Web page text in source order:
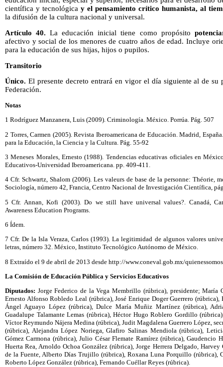
científica y tecnológica y el pensamiento crítico humanista, al
la difusión de la cultura nacional y universal.
Artículo 40. La educación inicial tiene como propósito
afectivo y social de los menores de cuatro años de edad. Incluye
para la educación de sus hijas, hijos o pupilos.
Transitorio
Único. El presente decreto entrará en vigor el día siguiente al de
Federación.
Notas
1 Rodríguez Manzanera, Luis (2009). Criminología. México. Porrúa. Pág. 507
2 Torres, Carmen (2005). Revista Iberoamericana de Educación. Madrid,
para la Educación, la Ciencia y la Cultura. Pág. 55-92
3 Meneses Morales, Ernesto (1988). Tendencias educativas oficiales en
Educativos-Universidad Iberoamericana. pp. 409-411.
4 Cfr. Schwartz, Shalom (2006). Les valeurs de base de la personne: Théorie,
Sociología, número 42, Francia, Centro Nacional de Investigación Científica,
5 Cfr. Annan, Kofi (2003). Do we still have universal values?. Canadá,
Awareness Education Programs.
6 Ídem.
7 Cfr. De la Isla Veraza, Carlos (1993). La legitimidad de algunos valores
letras, número 32. México, Instituto Tecnológico Autónomo de México.
8 Extraído el 9 de abril de 2013 desde http://www.coneval.gob.mx/
La Comisión de Educación Pública y Servicios Educativos
Diputados: Jorge Federico de la Vega Membrillo (rúbrica), presidente; María
Ernesto Alfonso Robledo Leal (rúbrica), José Enrique Doger Guerrero
Ángel Aguayo López (rúbrica), Dulce María Muñiz Martínez (rúbrica),
Guadalupe Talamante Lemas (rúbrica), Héctor Hugo Roblero Gordillo
Víctor Reymundo Nájera Medina (rúbrica), Judit Magdalena Guerrero López,
(rúbrica), Alejandra López Noriega, Glafiro Salinas Mendiola (rúbrica),
Gómez Carmona (rúbrica), Julio César Flemate Ramírez (rúbrica), Gaudencio
Huerta Rea, Arnoldo Ochoa González (rúbrica), Jorge Herrera Delgado,
de la Fuente, Alberto Días Trujillo (rúbrica), Roxana Luna Porquillo (rúbrica),
Roberto López González (rúbrica), Fernando Cuéllar Reyes (rúbrica).